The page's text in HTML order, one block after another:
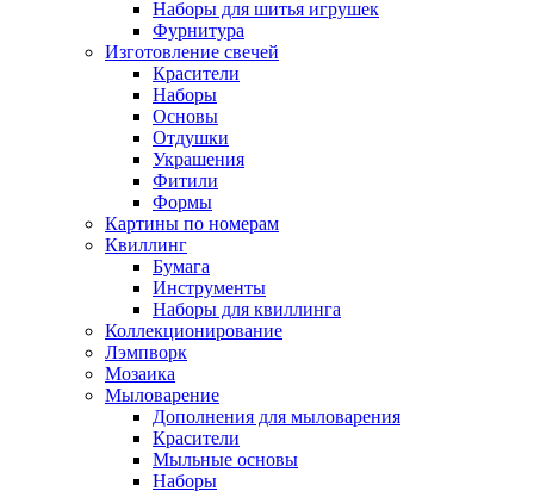
Наборы для шитья игрушек
Фурнитура
Изготовление свечей
Красители
Наборы
Основы
Отдушки
Украшения
Фитили
Формы
Картины по номерам
Квиллинг
Бумага
Инструменты
Наборы для квиллинга
Коллекционирование
Лэмпворк
Мозаика
Мыловарение
Дополнения для мыловарения
Красители
Мыльные основы
Наборы